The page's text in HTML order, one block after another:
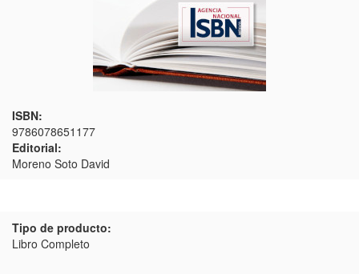
ISBN:
9786078651177
Editorial:
Moreno Soto David
Tipo de producto:
Libro Completo